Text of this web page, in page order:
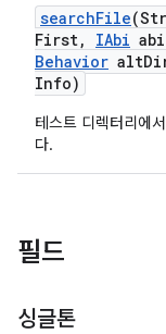
searchFile
First, IAbi abi
Behavior alt
Info)
테스트 디렉터리에
다.
필드
싱글톤